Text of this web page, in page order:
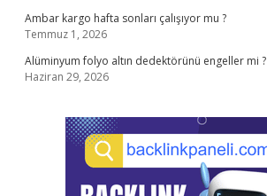
Ambar kargo hafta sonları çalışıyor mu ?
Temmuz 1, 2026
Alüminyum folyo altın dedektörünü engeller mi ?
Haziran 29, 2026